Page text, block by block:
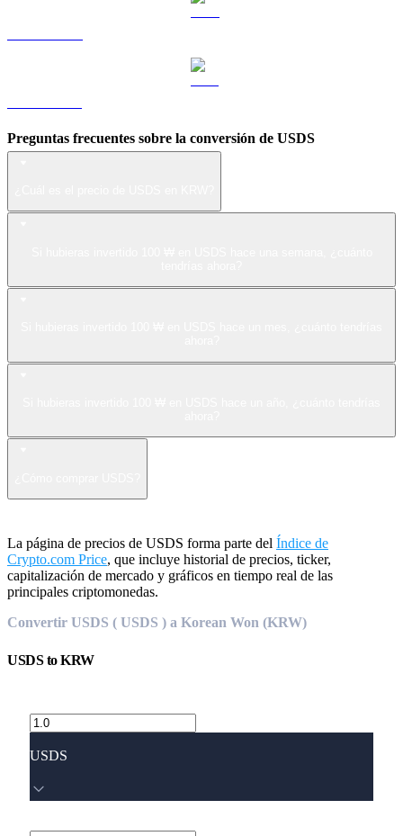
Preguntas frecuentes sobre la conversión de USDS
La página de precios de USDS forma parte del Índice de
Crypto.com Price, que incluye historial de precios, ticker,
capitalización de mercado y gráficos en tiempo real de las
principales criptomonedas.
Convertir USDS ( USDS ) a Korean Won (KRW)
USDStoKRW
USDS